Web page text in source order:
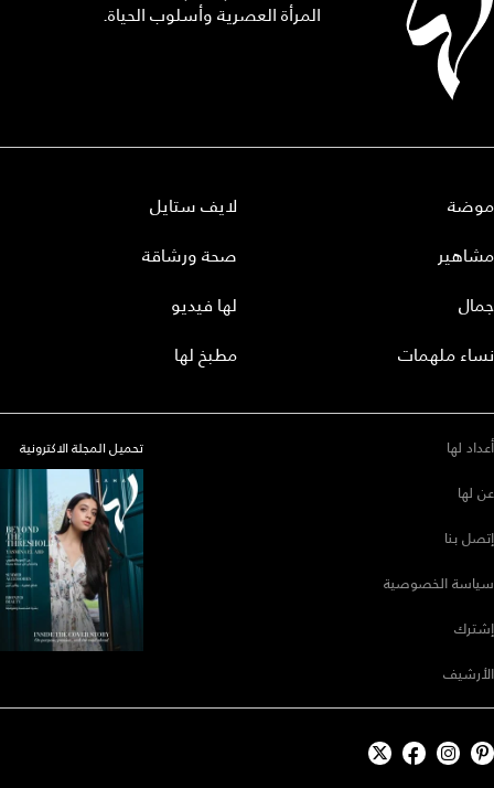
المرأة العصرية وأسلوب الحياة.
موضة
مشاهير
جمال
نساء ملهمات
لايف ستايل
صحة ورشاقة
لها فيديو
مطبخ لها
أعداد لها
عن لها
إتصل بنا
سياسة الخصوصية
إشترك
الأرشيف
تحميل المجلة الاكترونية